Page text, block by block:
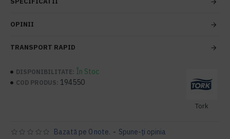
OPINII
TRANSPORT RAPID
DISPONIBILITATE: În Stoc
COD PRODUS: 194550
Tork
Bazată pe 0 note. - Spune-ţi opinia